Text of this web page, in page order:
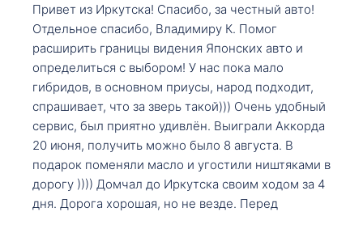
Привет из Иркутска! Спасибо, за честный авто!
Отдельное спасибо, Владимиру К. Помог
расширить границы видения Японских авто и
определиться с выбором! У нас пока мало
гибридов, в основном приусы, народ подходит,
спрашивает, что за зверь такой))) Очень удобный
сервис, был приятно удивлён. Выиграли Аккорда
20 июня, получить можно было 8 августа. В
подарок поменяли масло и угостили ништяками в
дорогу )))) Домчал до Иркутска своим ходом за 4
дня. Дорога хорошая, но не везде. Перед